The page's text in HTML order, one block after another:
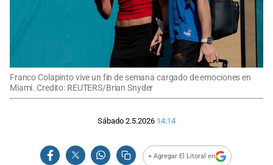
Franco Colapinto vive un fin de semana cargado de emociones en
Miami. Credito: REUTERS/Brian Snyder
Sábado 2.5.2026 14:14
+ Agregar El Litoral en